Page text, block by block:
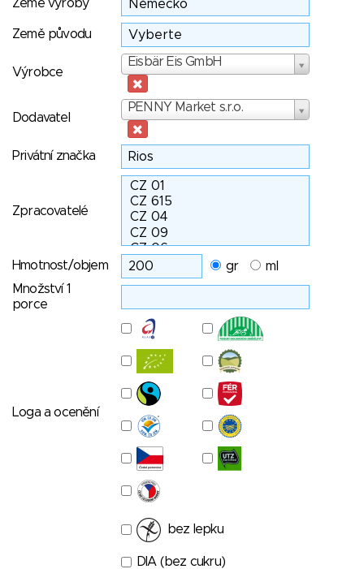
Země výroby
Země původu
Výrobce
Eisbär Eis GmbH
Výrobce
Dodavatel
PENNY Market s.r.o.
Dodavatel
Privátní značka
Zpracovatelé
Hmotnost/objem gr
ml
Množství 1
porce
Loga a ocenění
bez lepku
DIA (bez cukru)